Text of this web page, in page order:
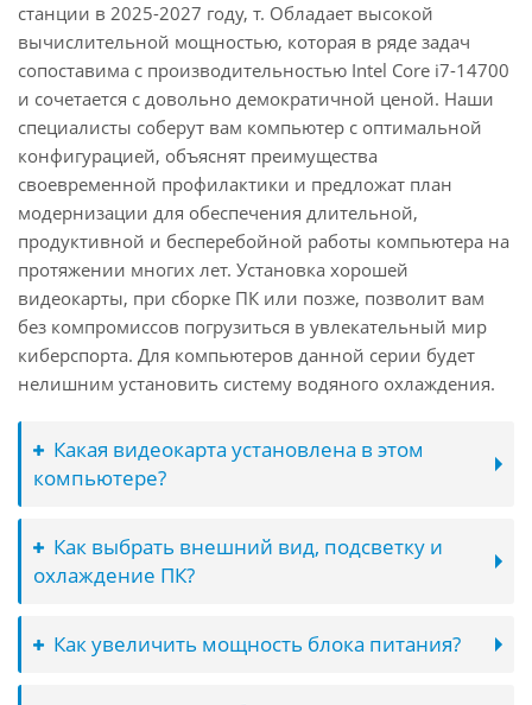
станции в 2025-2027 году, т. Обладает высокой
вычислительной мощностью, которая в ряде задач
сопоставима с производительностью Intel Core i7-14700
и сочетается с довольно демократичной ценой. Наши
специалисты соберут вам компьютер с оптимальной
конфигурацией, объяснят преимущества
своевременной профилактики и предложат план
модернизации для обеспечения длительной,
продуктивной и бесперебойной работы компьютера на
протяжении многих лет. Установка хорошей
видеокарты, при сборке ПК или позже, позволит вам
без компромиссов погрузиться в увлекательный мир
киберспорта. Для компьютеров данной серии будет
нелишним установить систему водяного охлаждения.
Какая видеокарта установлена в этом
компьютере?
Как выбрать внешний вид, подсветку и
охлаждение ПК?
Как увеличить мощность блока питания?